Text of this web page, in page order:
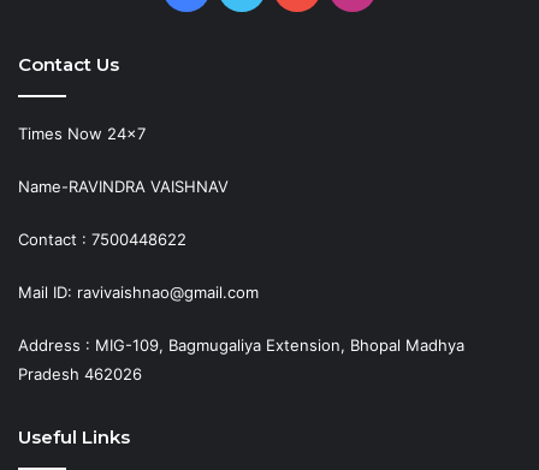
Contact Us
Times Now 24×7
Name-RAVINDRA VAISHNAV
Contact : 7500448622
Mail ID: ravivaishnao@gmail.com
Address : MIG-109, Bagmugaliya Extension, Bhopal Madhya
Pradesh 462026
Useful Links